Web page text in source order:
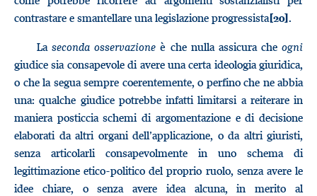
contrastare e smantellare una legislazione progressista[20].
Laseconda osservazione è che nulla assicura che ogni
giudice sia consapevole di avere una certa ideologia giuridica,
o che la segua sempre coerentemente, o perfino che ne abbia
una: qualche giudice potrebbe infatti limitarsi a reiterare in
maniera posticcia schemi di argomentazione e di decisione
elaborati da altri organi dell’applicazione, o da altri giuristi,
senza articolarli consapevolmente in uno schema di
legittimazione etico-politico del proprio ruolo, senza avere le
idee chiare, o senza avere idea alcuna, in merito al